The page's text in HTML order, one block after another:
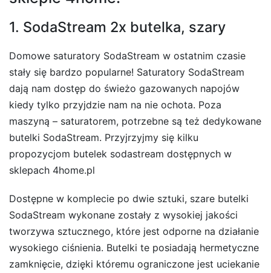
1. SodaStream 2x butelka, szary
Domowe saturatory SodaStream w ostatnim czasie
stały się bardzo popularne! Saturatory SodaStream
dają nam dostęp do świeżo gazowanych napojów
kiedy tylko przyjdzie nam na nie ochota. Poza
maszyną – saturatorem, potrzebne są też dedykowane
butelki SodaStream. Przyjrzyjmy się kilku
propozycjom butelek sodastream dostępnych w
sklepach 4home.pl
Dostępne w komplecie po dwie sztuki, szare butelki
SodaStream wykonane zostały z wysokiej jakości
tworzywa sztucznego, które jest odporne na działanie
wysokiego ciśnienia. Butelki te posiadają hermetyczne
zamknięcie, dzięki któremu ograniczone jest uciekanie